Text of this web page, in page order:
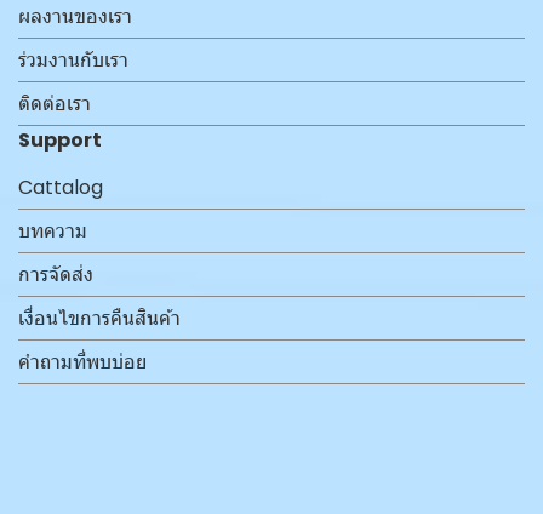
ผลงานของเรา
ร่วมงานกับเรา
ติดต่อเรา
Support
Cattalog
บทความ
การจัดส่ง
เงื่อนไขการคืนสินค้า
คำถามที่พบบ่อย